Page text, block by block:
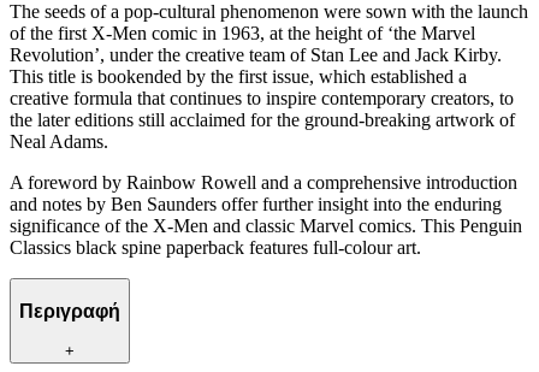
The seeds of a pop-cultural phenomenon were sown with the launch
of the first X-Men comic in 1963, at the height of ‘the Marvel
Revolution’, under the creative team of Stan Lee and Jack Kirby.
This title is bookended by the first issue, which established a
creative formula that continues to inspire contemporary creators, to
the later editions still acclaimed for the ground-breaking artwork of
Neal Adams.
A foreword by Rainbow Rowell and a comprehensive introduction
and notes by Ben Saunders offer further insight into the enduring
significance of the X-Men and classic Marvel comics. This Penguin
Classics black spine paperback features full-colour art.
Περιγραφή
+